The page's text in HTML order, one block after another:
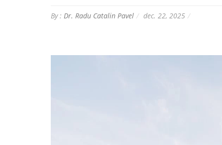
By : Dr. Radu Catalin Pavel dec. 22, 2025